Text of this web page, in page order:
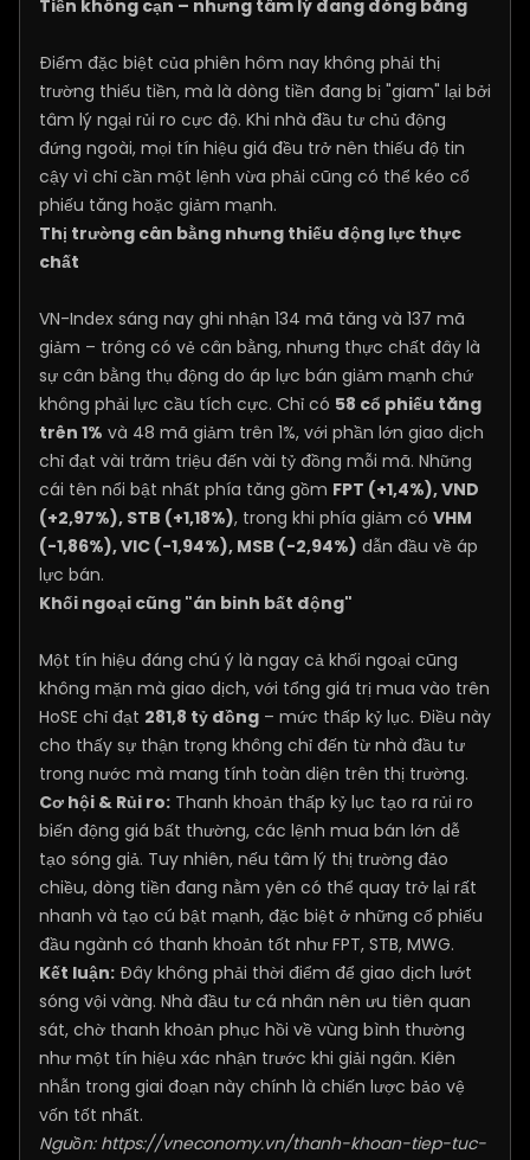
Tiền không cạn – nhưng tâm lý đang đóng băng
Điểm đặc biệt của phiên hôm nay không phải thị
trường thiếu tiền, mà là dòng tiền đang bị "giam" lại bởi
tâm lý ngại rủi ro cực độ. Khi nhà đầu tư chủ động
đứng ngoài, mọi tín hiệu giá đều trở nên thiếu độ tin
cậy vì chỉ cần một lệnh vừa phải cũng có thể kéo cổ
phiếu tăng hoặc giảm mạnh.
Thị trường cân bằng nhưng thiếu động lực thực
chất
VN-Index sáng nay ghi nhận 134 mã tăng và 137 mã
giảm – trông có vẻ cân bằng, nhưng thực chất đây là
sự cân bằng thụ động do áp lực bán giảm mạnh chứ
không phải lực cầu tích cực. Chỉ có 58 cổ phiếu tăng
trên 1% và 48 mã giảm trên 1%, với phần lớn giao dịch
chỉ đạt vài trăm triệu đến vài tỷ đồng mỗi mã. Những
cái tên nổi bật nhất phía tăng gồm FPT (+1,4%), VND
(+2,97%), STB (+1,18%), trong khi phía giảm có VHM
(-1,86%), VIC (-1,94%), MSB (-2,94%) dẫn đầu về áp
lực bán.
Khối ngoại cũng "án binh bất động"
Một tín hiệu đáng chú ý là ngay cả khối ngoại cũng
không mặn mà giao dịch, với tổng giá trị mua vào trên
HoSE chỉ đạt 281,8 tỷ đồng – mức thấp kỷ lục. Điều này
cho thấy sự thận trọng không chỉ đến từ nhà đầu tư
trong nước mà mang tính toàn diện trên thị trường.
Cơ hội & Rủi ro: Thanh khoản thấp kỷ lục tạo ra rủi ro
biến động giá bất thường, các lệnh mua bán lớn dễ
tạo sóng giả. Tuy nhiên, nếu tâm lý thị trường đảo
chiều, dòng tiền đang nằm yên có thể quay trở lại rất
nhanh và tạo cú bật mạnh, đặc biệt ở những cổ phiếu
đầu ngành có thanh khoản tốt như FPT, STB, MWG.
Kết luận: Đây không phải thời điểm để giao dịch lướt
sóng vội vàng. Nhà đầu tư cá nhân nên ưu tiên quan
sát, chờ thanh khoản phục hồi về vùng bình thường
như một tín hiệu xác nhận trước khi giải ngân. Kiên
nhẫn trong giai đoạn này chính là chiến lược bảo vệ
vốn tốt nhất.
Nguồn: https://vneconomy.vn/thanh-khoan-tiep-tuc-